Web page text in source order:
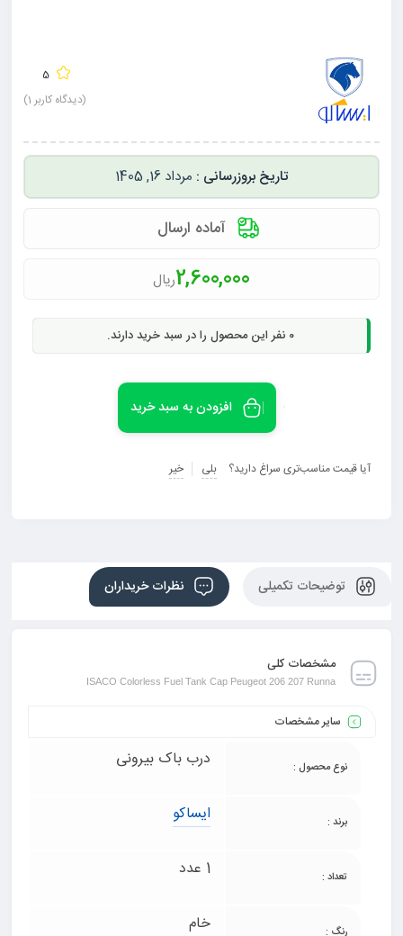
5
(دیدگاه کاربر 1
)
مرداد 16, 1405
آماده ارسال
2,600,000ریال
0 نفر این محصول را در سبد خرید دارند.
افزودن به سبد خرید
آیا قیمت مناسب‌تری سراغ دارید؟ بلی خیر
توضیحات تکمیلی نظرات خریداران
مشخصات کلی
ISACO Colorless Fuel Tank Cap Peugeot 206 207 Runna
سایر مشخصات
نوع محصول : درب باک بیرونی
برند : ایساکو
تعداد : 1 عدد
رنگ : خام